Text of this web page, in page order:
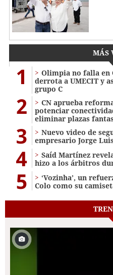
MÁS
1
Olimpia no falla en
derrota a UMECIT y
grupo C
2
CN aprueba
potenciar
eliminar plazas
3
Nuevo video de
empresario Jorge
4
Saíd Martínez
hizo a los árbitros
5
‘Vozinha’, un
Colo como su